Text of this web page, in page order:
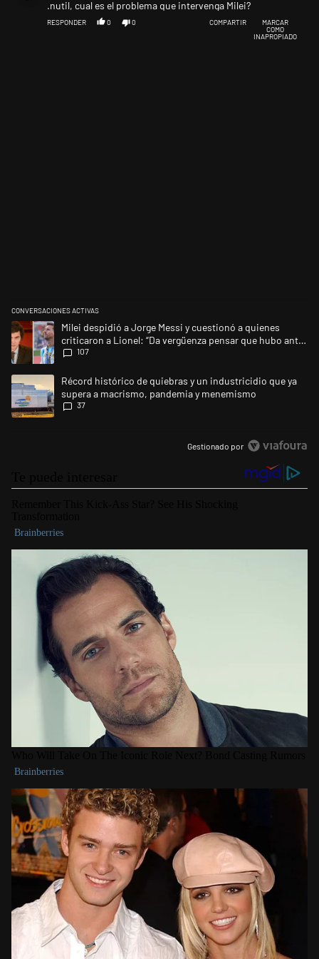
.nutil, cual es el problema que intervenga Milei?
RESPONDER 0 0 COMPARTIR
MARCAR
COMO
INAPROPIADO
CONVERSACIONES ACTIVAS
Este listado muestra los artículos con más comentarios en los últimos
Un artículo de tendencia con el título "Milei despidió a Jorge Messi y
Milei despidió a Jorge Messi y cuestionó a quienes
criticaron a Lionel: “Da vergüenza pensar que hubo anti-
Messi”
107
Un artículo de tendencia con el título "Récord histórico de quiebras y
Récord histórico de quiebras y un industricidio que ya
supera a macrismo, pandemia y menemismo
37
Gestionado por